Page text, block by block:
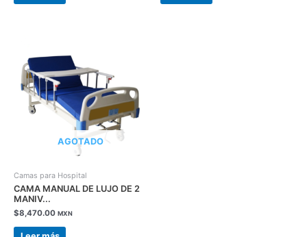
AGOTADO
Camas para Hospital
CAMA MANUAL DE LUJO DE 2
MANIV...
$8,470.00 MXN